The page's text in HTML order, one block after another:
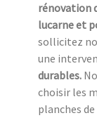
rénovation
lucarne et
sollicitez
une
durables.
choisir les
planches